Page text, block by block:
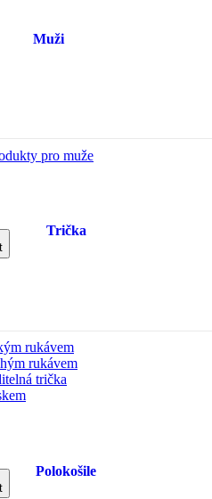
Muži
pro muže
Trička
rukávem
rukávem
trička
Polokošile